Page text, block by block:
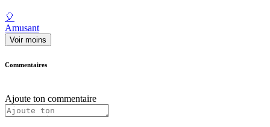
🎈
Amusant
Voir moins
Commentaires
Ajoute ton commentaire